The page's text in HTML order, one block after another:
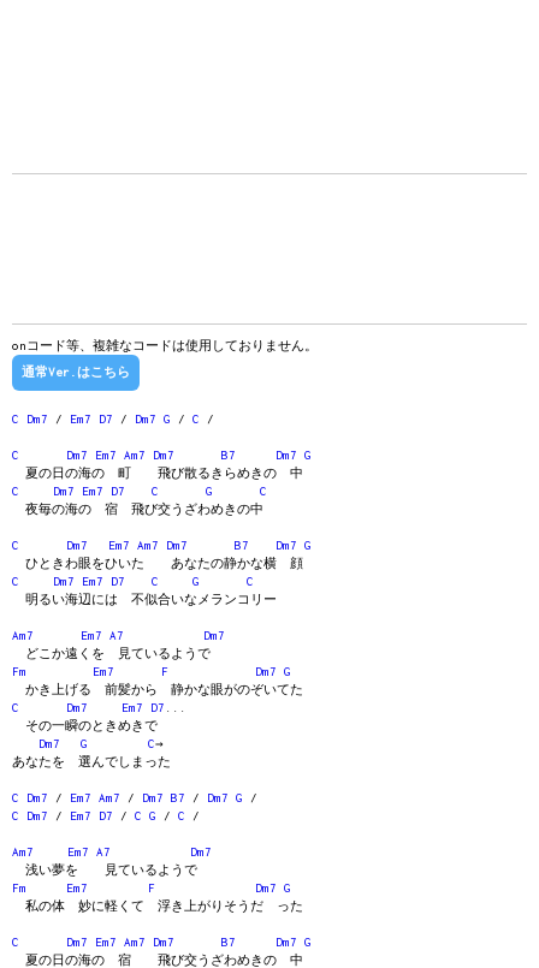
onコード等、複雑なコードは使用しておりません。
通常Ver.はこちら
C Dm7 / Em7 D7 / Dm7 G / C /
C Dm7 Em7 Am7 Dm7 B7 Dm7
G
夏の日の海の 町 飛び散るきらめきの 中
C
Dm7 Em7 D7 C G
C
夜毎の海の 宿 飛び交うざわめきの中
C Dm7 Em7 Am7 Dm7 B7 Dm7
G
ひときわ眼をひいた あなたの静かな横 顔
C
Dm7 Em7 D7 C G
C
明るい海辺には 不似合いなメランコリー
Am7 Em7 A7
Dm7
どこか遠くを 見ているようで
Fm
Em7 F Dm7
G
かき上げる 前髪から 静かな眼がのぞいてた
C
Dm7 Em7 D7
その一瞬のときめきで
Dm7
G C→
あなたを 選んでしまった
C Dm7 / Em7 Am7 / Dm7 B7 / Dm7 G /
C
Dm7 / Em7 D7 / C G / C /
Am7 Em7 A7
Dm7
浅い夢を 見ているようで
Fm
Em7 F Dm7
G
私の体 妙に軽くて 浮き上がりそうだ った
C Dm7 Em7 Am7 Dm7 B7 Dm7
G
夏の日の海の 宿 飛び交うざわめきの 中